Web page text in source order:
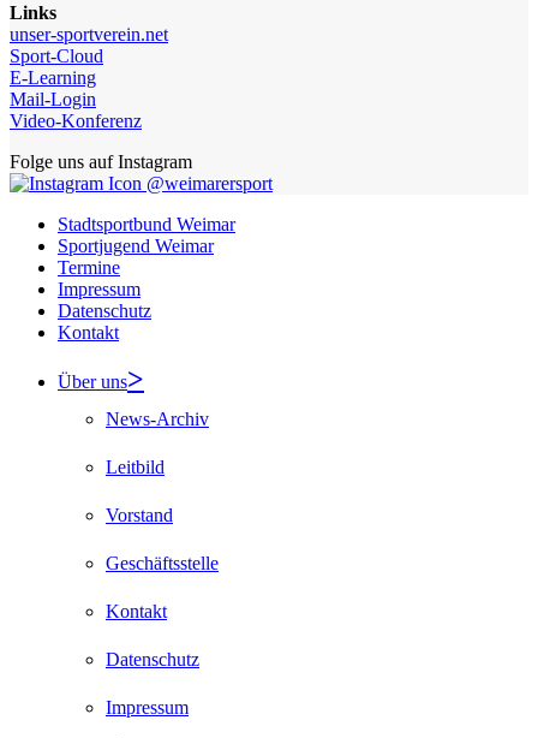
Links
unser-sportverein.net
Sport-Cloud
E-Learning
Mail-Login
Video-Konferenz
Folge uns auf Instagram
@weimarersport
Stadtsportbund Weimar
Sportjugend Weimar
Termine
Impressum
Datenschutz
Kontakt
Über uns
News-Archiv
Leitbild
Vorstand
Geschäftsstelle
Kontakt
Datenschutz
Impressum